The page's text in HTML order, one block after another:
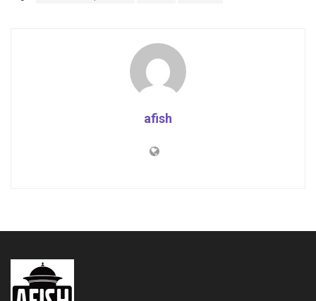
afish